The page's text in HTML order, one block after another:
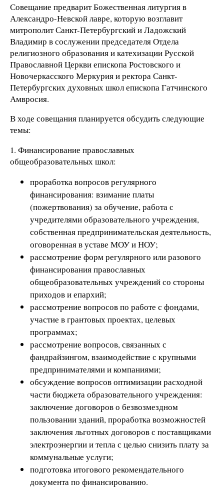
Совещание предварит Божественная литургия в
Александро-Невской лавре, которую возглавит
митрополит Санкт-Петербургский и Ладожский
Владимир в сослужении председателя Отдела
религиозного образования и катехизации Русской
Православной Церкви епископа Ростовского и
Новочеркасского Меркурия и ректора Санкт-
Петербургских духовных школ епископа Гатчинского
Амвросия.
В ходе совещания планируется обсудить следующие
темы:
1. Финансирование православных
общеобразовательных школ:
проработка вопросов регулярного
финансирования: взимание платы
(пожертвования) за обучение, работа с
учредителями образовательного учреждения,
собственная предпринимательская деятельность,
оговоренная в уставе МОУ и НОУ;
рассмотрение форм регулярного или разового
финансирования православных
общеобразовательных учреждений со стороны
приходов и епархий;
рассмотрение вопросов по работе с фондами,
участие в грантовых проектах, целевых
программах;
рассмотрение вопросов, связанных с
фандрайзингом, взаимодействие с крупными
предпринимателями и компаниями;
обсуждение вопросов оптимизации расходной
части бюджета образовательного учреждения:
заключение договоров о безвозмездном
пользовании зданий, проработка возможностей
заключения льготных договоров с поставщиками
электроэнергии и тепла с целью снизить плату за
коммунальные услуги;
подготовка итогового рекомендательного
документа по финансированию.